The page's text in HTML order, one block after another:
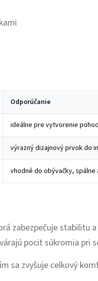
Odporúčanie
ideálne pre vytvorenie
výrazný dizajnový prvok do
vhodné do obývačky, spálne
zabezpečuje stabilitu
pocit súkromia pri
sa zvyšuje celkový